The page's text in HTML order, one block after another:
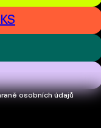
osobních údajů